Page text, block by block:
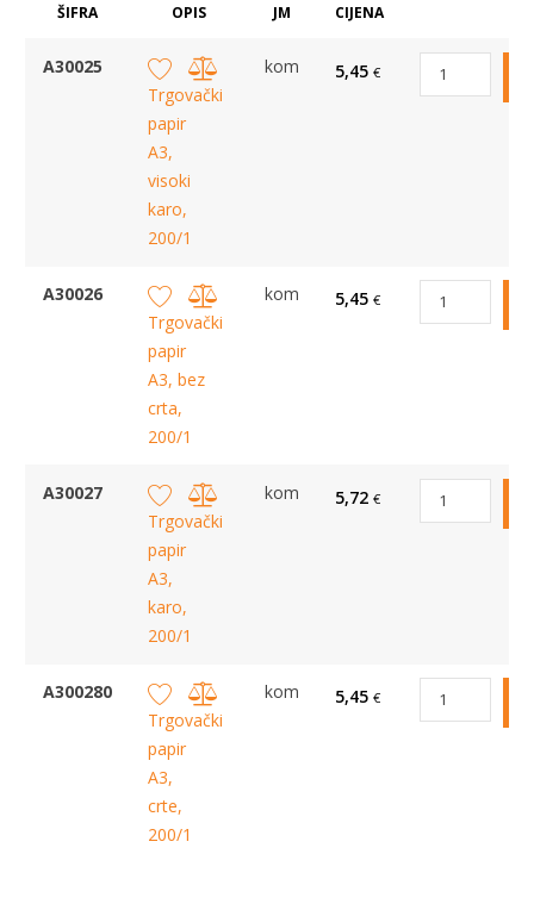
ŠIFRA OPIS JM CIJENA
A30025
Trgovački
papir
A3,
visoki
karo,
200/1
kom 5,45 €
A30026
Trgovački
papir
A3, bez
crta,
200/1
kom 5,45 €
A30027
Trgovački
papir
A3,
karo,
200/1
kom 5,72 €
A300280
Trgovački
papir
A3,
crte,
200/1
kom 5,45 €